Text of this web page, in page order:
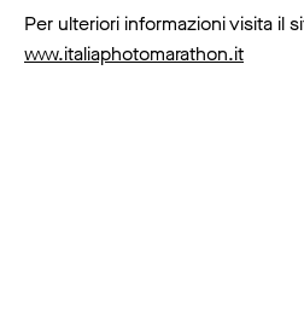
Per ulteriori informazioni visita il
www.italiaphotomarathon.it